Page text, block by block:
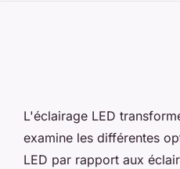
L'éclairage LED
examine les différentes
LED par rapport aux